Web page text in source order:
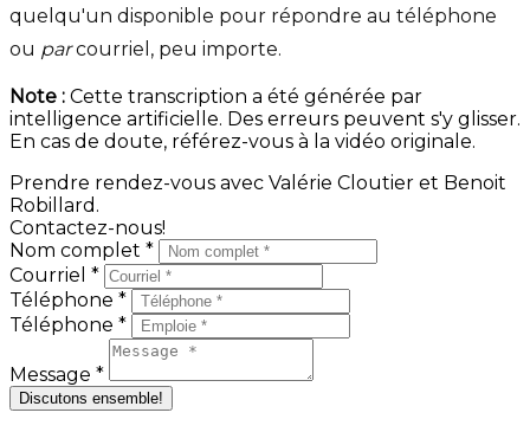
quelqu'un disponible pour répondre au téléphone
ou parcourriel, peu importe.
Note : Cette transcription a été générée par
intelligence artificielle. Des erreurs peuvent s'y glisser.
En cas de doute, référez-vous à la vidéo originale.
Prendre rendez-vous avec Valérie Cloutier et Benoit
Robillard.
Contactez-nous!
Nom complet *
Courriel *
Téléphone *
Téléphone *
Message *
Discutons ensemble!